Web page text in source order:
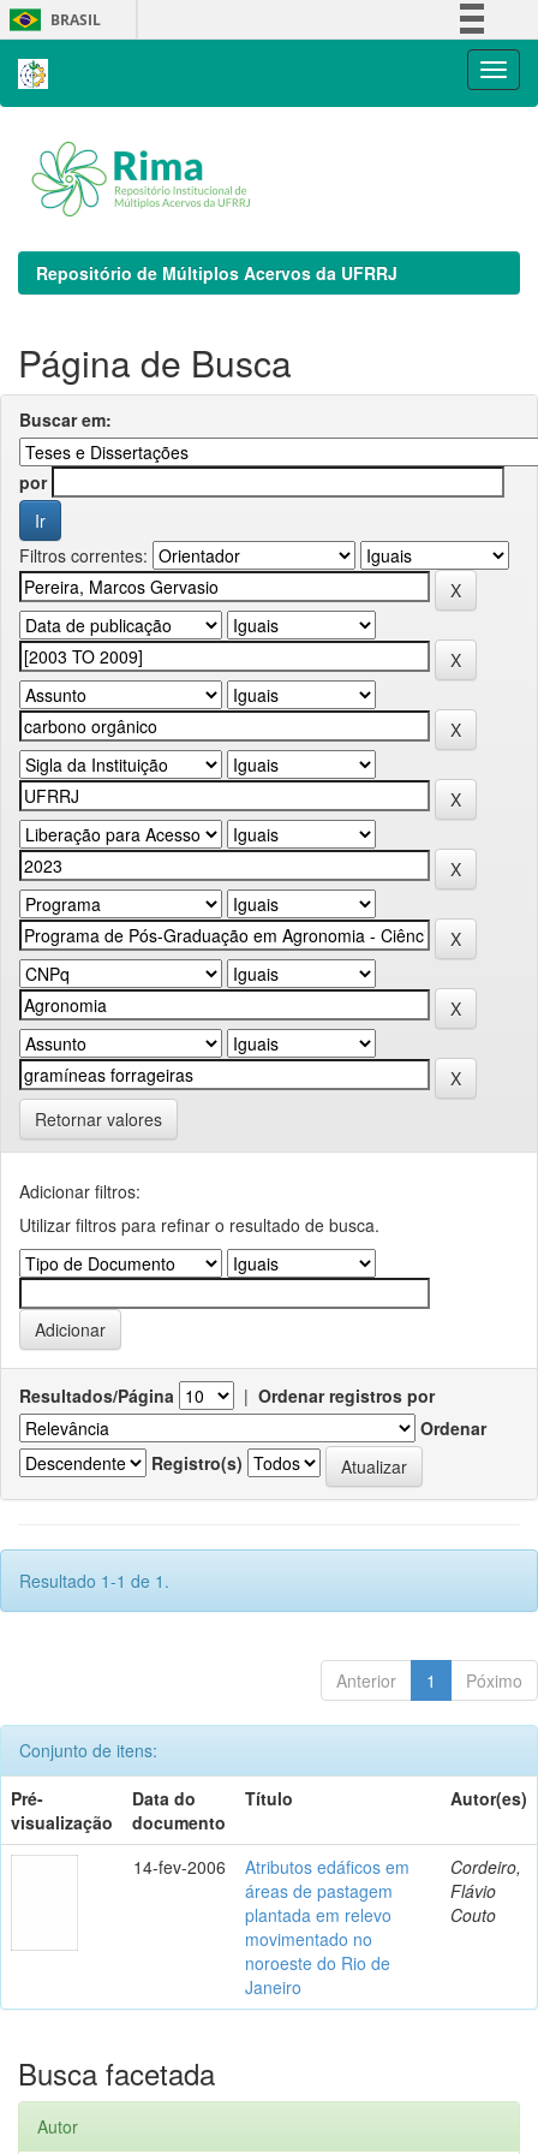
Skip
navigation
BRASIL
Repositório de Múltiplos Acervos da UFRRJ
Página de Busca
Buscar em:
por
Filtros correntes:
Retornar valores
Adicionar filtros:
Utilizar filtros para refinar o resultado de busca.
Resultados/Página | Ordenar registros por
Ordenar
Registro(s)
Resultado 1-1 de 1.
Anterior 1 Póximo
Conjunto de itens:
Pré-
visualização
Data do
documento
Título Autor(es)
14-fev-2006
Atributos edáficos em
áreas de pastagem
plantada em relevo
movimentado no
noroeste do Rio de
Janeiro
Cordeiro,
Flávio
Couto
Busca facetada
Autor